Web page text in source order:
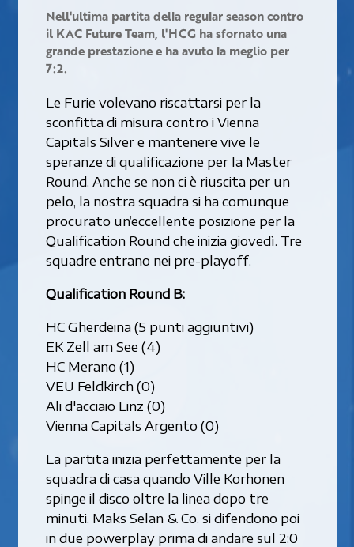
Nell'ultima partita della regular season contro
il KAC Future Team, l'HCG ha sfornato una
grande prestazione e ha avuto la meglio per
7:2.
Le Furie volevano riscattarsi per la
sconfitta di misura contro i Vienna
Capitals Silver e mantenere vive le
speranze di qualificazione per la Master
Round. Anche se non ci è riuscita per un
pelo, la nostra squadra si ha comunque
procurato un’eccellente posizione per la
Qualification Round che inizia giovedì. Tre
squadre entrano nei pre-playoff.
Qualification Round B:
HC Gherdëina (5 punti aggiuntivi)
EK Zell am See (4)
HC Merano (1)
VEU Feldkirch (0)
Ali d'acciaio Linz (0)
Vienna Capitals Argento (0)
La partita inizia perfettamente per la
squadra di casa quando Ville Korhonen
spinge il disco oltre la linea dopo tre
minuti. Maks Selan & Co. si difendono poi
in due powerplay prima di andare sul 2:0